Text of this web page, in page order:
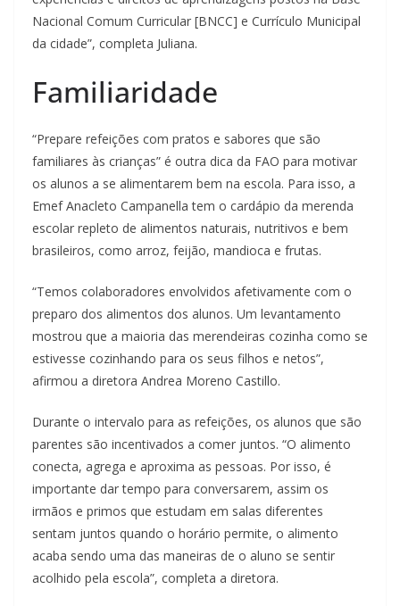
Nacional Comum Curricular [BNCC] e Currículo Municipal
da cidade”, completa Juliana.
Familiaridade
“Prepare refeições com pratos e sabores que são
familiares às crianças” é outra dica da FAO para motivar
os alunos a se alimentarem bem na escola. Para isso, a
Emef Anacleto Campanella tem o cardápio da merenda
escolar repleto de alimentos naturais, nutritivos e bem
brasileiros, como arroz, feijão, mandioca e frutas.
“Temos colaboradores envolvidos afetivamente com o
preparo dos alimentos dos alunos. Um levantamento
mostrou que a maioria das merendeiras cozinha como se
estivesse cozinhando para os seus filhos e netos”,
afirmou a diretora Andrea Moreno Castillo.
Durante o intervalo para as refeições, os alunos que são
parentes são incentivados a comer juntos. “O alimento
conecta, agrega e aproxima as pessoas. Por isso, é
importante dar tempo para conversarem, assim os
irmãos e primos que estudam em salas diferentes
sentam juntos quando o horário permite, o alimento
acaba sendo uma das maneiras de o aluno se sentir
acolhido pela escola”, completa a diretora.